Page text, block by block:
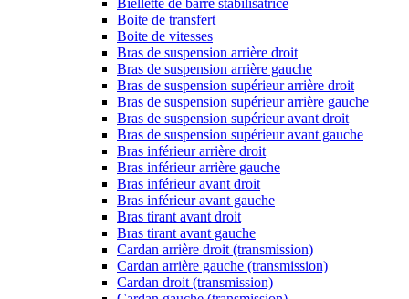
Biellette de barre stabilisatrice
Boite de transfert
Boite de vitesses
Bras de suspension arrière droit
Bras de suspension arrière gauche
Bras de suspension supérieur arrière droit
Bras de suspension supérieur arrière gauche
Bras de suspension supérieur avant droit
Bras de suspension supérieur avant gauche
Bras inférieur arrière droit
Bras inférieur arrière gauche
Bras inférieur avant droit
Bras inférieur avant gauche
Bras tirant avant droit
Bras tirant avant gauche
Cardan arrière droit (transmission)
Cardan arrière gauche (transmission)
Cardan droit (transmission)